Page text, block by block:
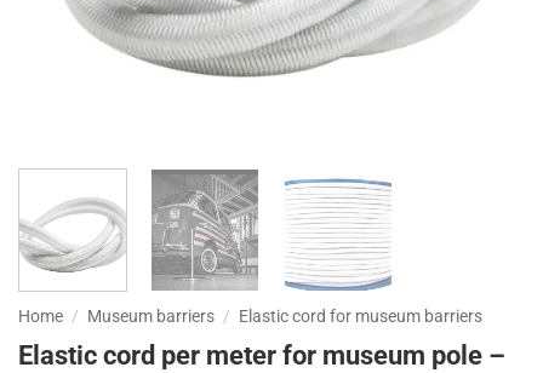
Home / Museum barriers / Elastic cord for museum barriers
Elastic cord per meter for museum pole –